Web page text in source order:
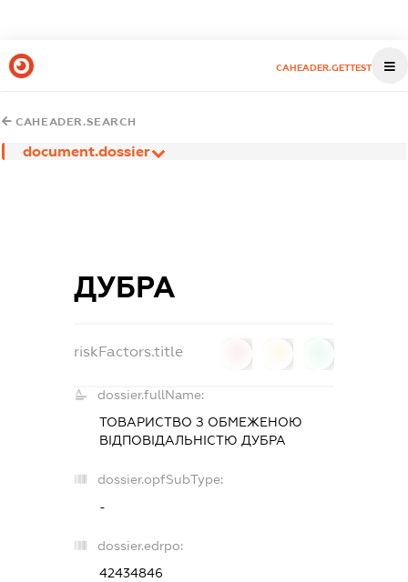
CAHEADER.GETTEST
CAHEADER.SEARCH
document.dossier
ДУБРА
riskFactors.title
dossier.fullName:
ТОВАРИСТВО З ОБМЕЖЕНОЮ
ВІДПОВІДАЛЬНІСТЮ ДУБРА
dossier.opfSubType:
-
dossier.edrpo:
42434846